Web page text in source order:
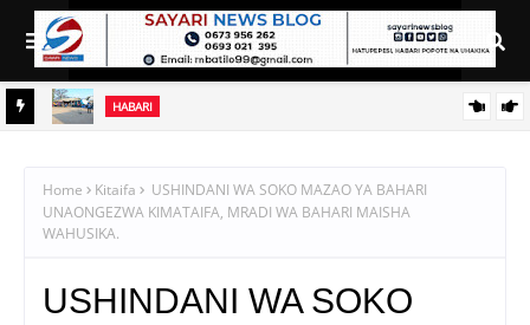
HABARI
Home Kitaifa
USHINDANI WA SOKO MAZAO YA BAHARI
UNAONGEZWA KIMATAIFA, MRADI WA BAHARI MAISHA
WAHUSIKA.
USHINDANI WA SOKO